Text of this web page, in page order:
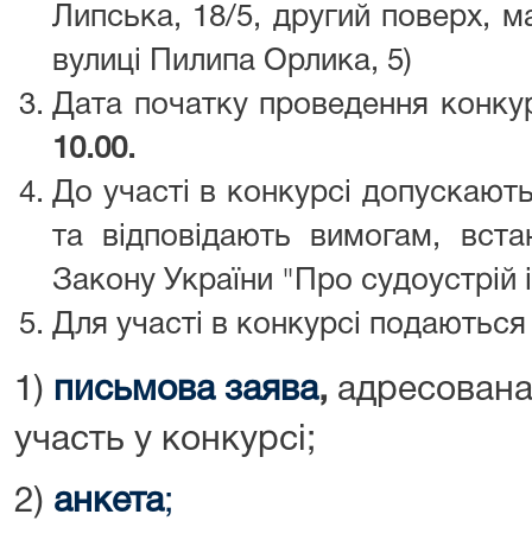
Липська, 18/5, другий поверх,
вулиці Пилипа Орлика, 5)
Дата початку проведення
10.00.
До участі в конкурсі
та відповідають вимогам,
Закону України "Про судоустрій
Для участі в конкурсі
1) письмова заява, адресована
участь у конкурсі;
2) анкета;